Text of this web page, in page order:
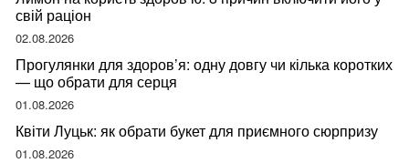
свій раціон
02.08.2026
Прогулянки для здоров’я: одну довгу чи кілька коротких
— що обрати для серця
01.08.2026
Квіти Луцьк: як обрати букет для приємного сюрпризу
01.08.2026